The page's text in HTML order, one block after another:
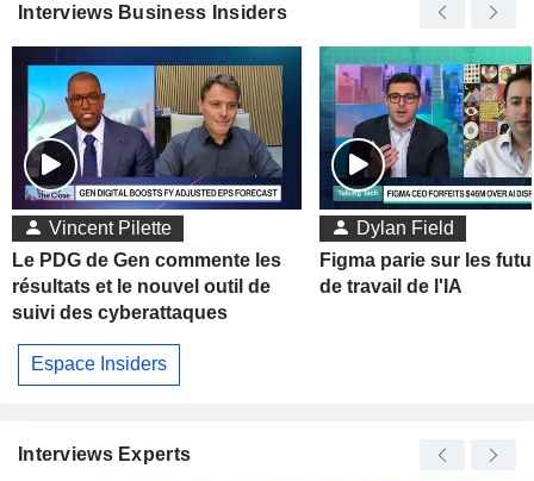
Interviews Business Insiders
Vincent Pilette
Le PDG de Gen commente les
résultats et le nouvel outil de
suivi des cyberattaques
Dylan Field
Figma parie sur les
de travail de l'IA
Espace Insiders
Interviews Experts